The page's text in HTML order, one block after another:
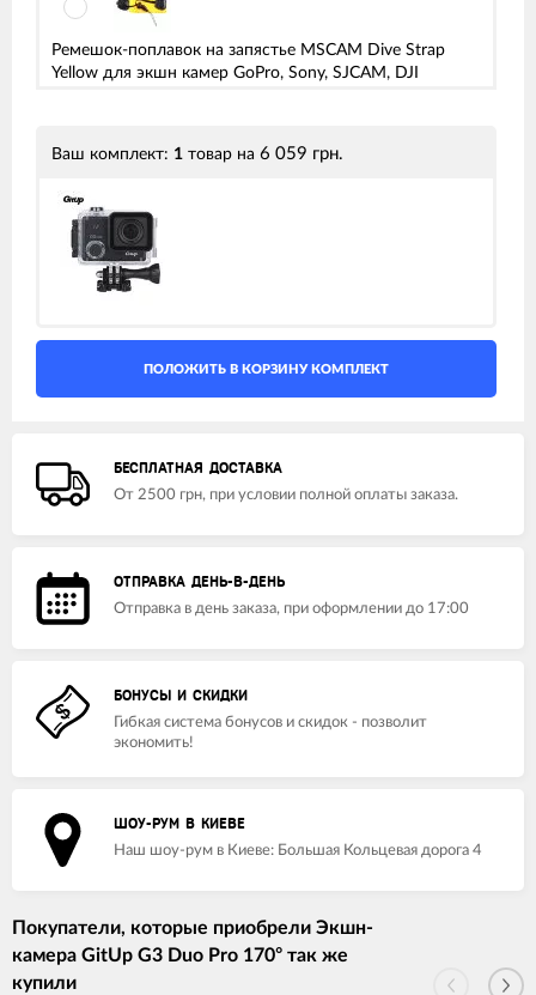
Ремешок-поплавок на запястье MSCAM Dive Strap
Yellow для экшн камер GoPro, Sony, SJCAM, DJI
Ваш комплект: 1 товар на 6 059 грн.
БЕСПЛАТНАЯ ДОСТАВКА
От 2500 грн, при условии полной оплаты заказа.
ОТПРАВКА ДЕНЬ-В-ДЕНЬ
Отправка в день заказа, при оформлении до 17:00
БОНУСЫ И СКИДКИ
Гибкая система бонусов и скидок - позволит
экономить!
ШОУ-РУМ В КИЕВЕ
Наш шоу-рум в Киеве: Большая Кольцевая дорога 4
Покупатели, которые приобрели Экшн-
камера GitUp G3 Duo Pro 170° так же
купили